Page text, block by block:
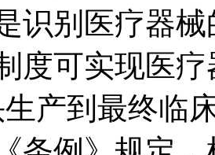
识别医疗器
度可实现医
产到最终临